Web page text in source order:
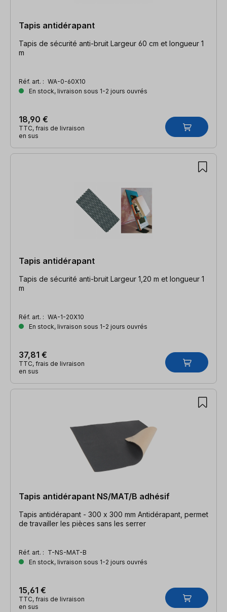
Tapis antidérapant
Tapis de sécurité anti-bruit Largeur 60 cm et longueur 1
m
Réf. art. : WA-0-60X10
En stock, livraison sous 1-2 jours ouvrés
18,90 €
TTC, frais de livraison
en sus
Tapis antidérapant
Tapis de sécurité anti-bruit Largeur 1,20 m et longueur 1
m
Réf. art. : WA-1-20X10
En stock, livraison sous 1-2 jours ouvrés
37,81 €
TTC, frais de livraison
en sus
Tapis antidérapant NS/MAT/B adhésif
Tapis antidérapant - 300 x 300 mm Antidérapant, permet
de travailler les pièces sans les serrer
Réf. art. : T-NS-MAT-B
En stock, livraison sous 1-2 jours ouvrés
15,61 €
TTC, frais de livraison
en sus